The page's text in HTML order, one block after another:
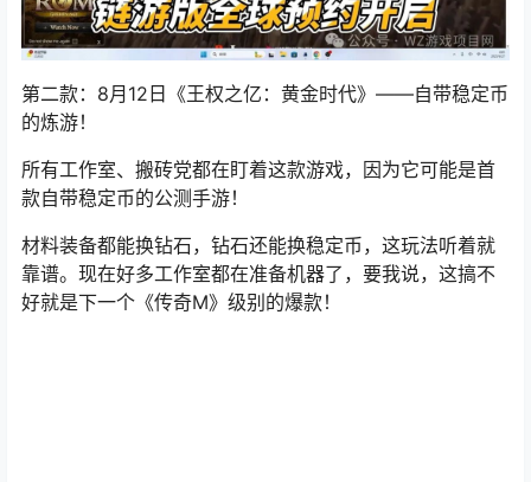
第二款：8月12日《王权之亿：黄金时代》——自带稳定币
的炼游！
所有工作室、搬砖党都在盯着这款游戏，因为它可能是首
款自带稳定币的公测手游！
材料装备都能换钻石，钻石还能换稳定币，这玩法听着就
靠谱。现在好多工作室都在准备机器了，要我说，这搞不
好就是下一个《传奇M》级别的爆款！